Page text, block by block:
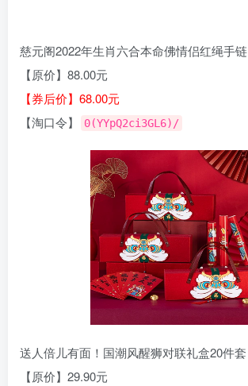
慈元阁2022年生肖六合本命佛情侣红绳手链
【原价】88.00元
【券后价】68.00元
【淘口令】
0(YYpQ2ci3GL6)/
送人倍儿有面！国潮风醒狮对联礼盒20件套
【原价】29.90元